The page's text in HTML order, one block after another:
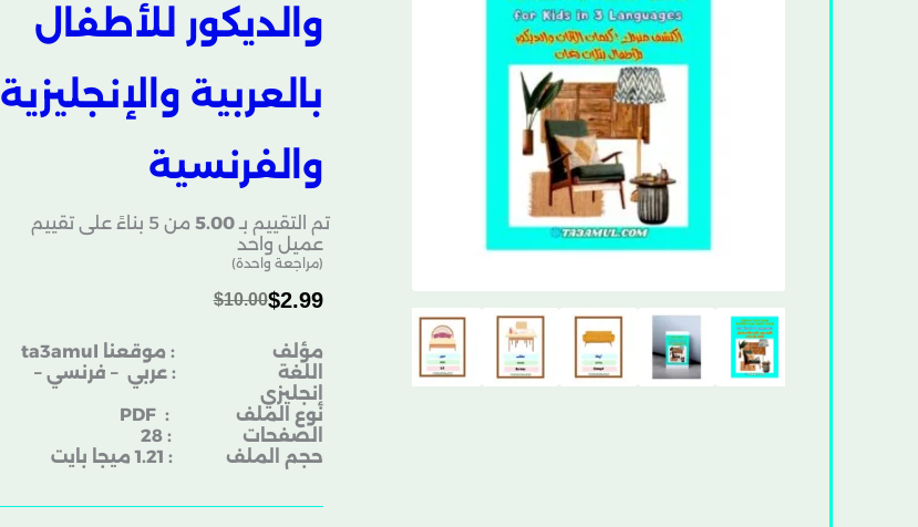
والديكور للأطفال
بالعربية والإنجليزية
والفرنسية
تم التقييم بـ 5.00
من 5 بناءً على تقييم
عميل واحد
(مراجعة واحدة)
$10.00$2.99
مؤلف : موقعنا ta3amul
اللغة : عربي – فرنسي –
إنجليزي
نوع الملف : PDF
الصفحات : 28
حجم الملف : 1.21 ميجا بايت